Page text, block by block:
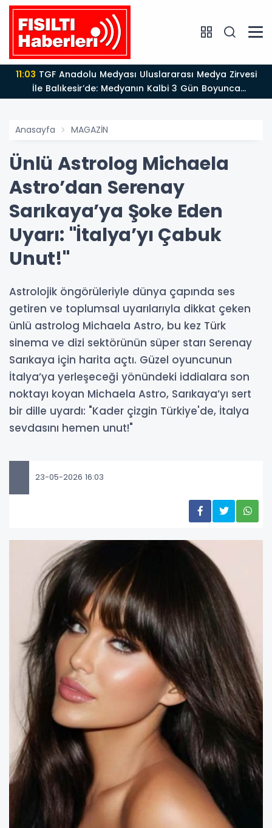
11:03
İle Balıkesir’de: Medyanın Kalbi 3 Gün Boyunca
Balıkesir'de Atacak
Anasayfa MAGAZİN
Ünlü Astrolog Michaela
Astro’dan Serenay
Sarıkaya’ya Şoke Eden
Uyarı: "İtalya’yı Çabuk
Unut!"
Astrolojik öngörüleriyle dünya çapında ses
getiren ve toplumsal uyarılarıyla dikkat çeken
ünlü astrolog Michaela Astro, bu kez Türk
sinema ve dizi sektörünün süper starı Serenay
Sarıkaya için harita açtı. Güzel oyuncunun
İtalya’ya yerleşeceği yönündeki iddialara son
noktayı koyan Michaela Astro, Sarıkaya’yı sert
bir dille uyardı: "Kader çizgin Türkiye'de, İtalya
sevdasını hemen unut!"
23-05-2026 16:03